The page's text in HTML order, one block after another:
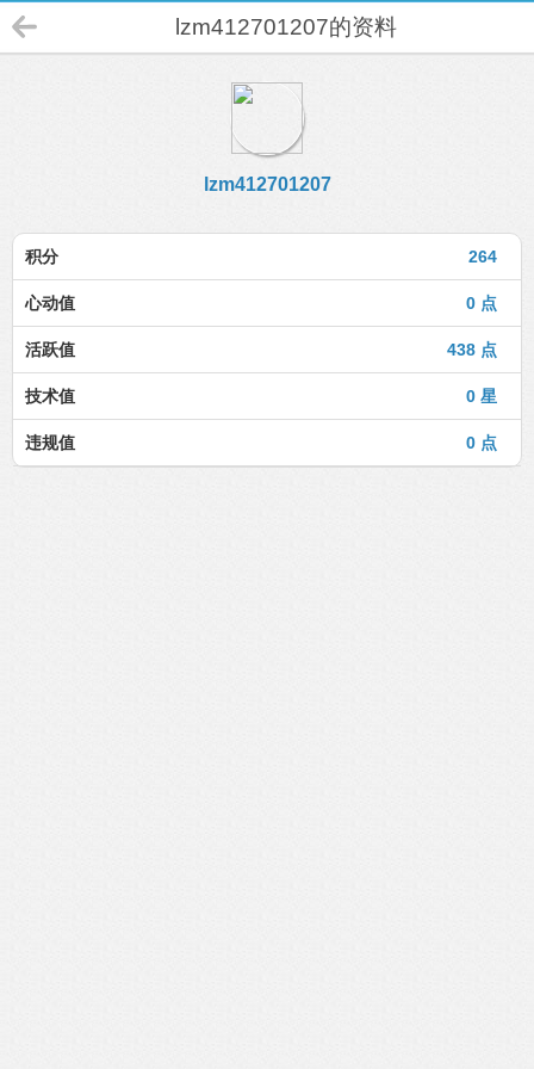
lzm412701207的资料
lzm412701207
264
积分
0 点
心动值
438 点
活跃值
0 星
技术值
0 点
违规值